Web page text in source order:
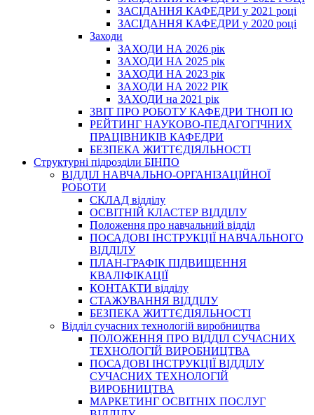
ЗАСІДАННЯ КАФЕДРИ у 2021 році
ЗАСІДАННЯ КАФЕДРИ у 2020 році
Заходи
ЗАХОДИ НА 2026 рік
ЗАХОДИ НА 2025 рік
ЗАХОДИ НА 2023 рік
ЗАХОДИ НА 2022 РІК
ЗАХОДИ на 2021 рік
3BIT ПРО РОБОТУ КАФЕДРИ ТНОП ІО
РЕЙТИНГ НАУКОВО-ПЕДАГОГІЧНИХ
ПРАЦІВНИКІВ КАФЕДРИ
БЕЗПЕКА ЖИТТЄДІЯЛЬНОСТІ
Структурні підрозділи БІНПО
ВІДДІЛ НАВЧАЛЬНО-ОРГАНІЗАЦІЙНОЇ
РОБОТИ
СКЛАД відділу
ОСВІТНІЙ КЛАСТЕР ВІДДІЛУ
Положення про навчальний вiддiл
ПОСАДОВІ ІНСТРУКЦІЇ НАВЧАЛЬНОГО
ВІДДІЛУ
ПЛАН-ГРАФІК ПІДВИЩЕННЯ
КВАЛІФІКАЦІЇ
КОНТАКТИ відділу
СТАЖУВАННЯ ВІДДІЛУ
БЕЗПЕКА ЖИТТЄДІЯЛЬНОСТІ
Відділ сучасних технологій виробництва
ПОЛОЖЕННЯ ПРО ВІДДІЛ СУЧАСНИХ
ТЕХНОЛОГІЙ ВИРОБНИЦТВА
ПОСАДОВІ ІНСТРУКЦІЇ ВІДДІЛУ
СУЧАСНИХ ТЕХНОЛОГІЙ
ВИРОБНИЦТВА
МАРКЕТИНГ ОСВІТНІХ ПОСЛУГ